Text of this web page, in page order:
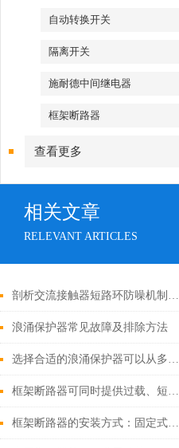
自动转换开关
隔离开关
施耐德中间继电器
框架断路器
查看更多
相关文章
RELEVANT ARTICLES
剖析交流接触器短路环防噪机制与电气安全操作红线
浪涌保护器常见故障及排除方法
选择合适的浪涌保护器可以从多个角度探讨
框架断路器可同时提供过载、短路、漏电保护功能
框架断路器的安装方式：固定式，插入式，抽出式